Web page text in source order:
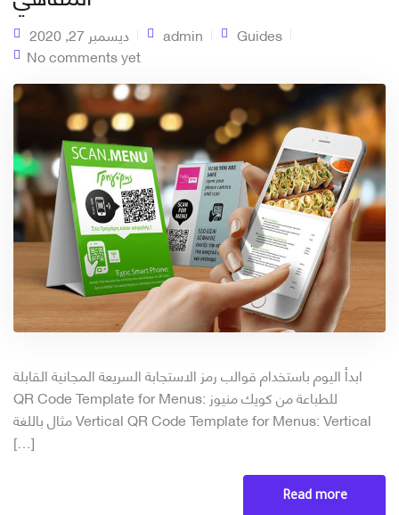
ديسمبر 27, 2020 admin
Guides
No comments yet
ابدأ اليوم باستخدام قوالب رمز الاستجابة السريعة المجانية القابلة
للطباعة من كويك منيوز QR Code Template for Menus:
Vertical QR Code Template for Menus: Vertical مثال باللغة
[…]
Read more